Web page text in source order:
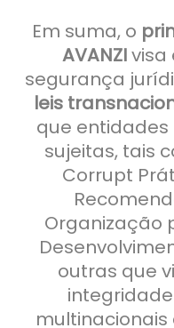
Em suma, o
AVANZIvisa
segurança
leis
que
sujeitas, tais
Corrupt
Organização
outras que